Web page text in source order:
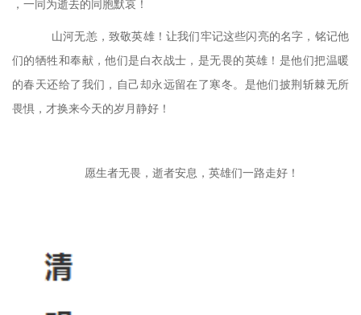
，一同为逝去的同胞默哀！
山河无恙，致敬英雄！让我们牢记这些闪亮的名字，铭记他
们的牺牲和奉献，他们是白衣战士，是无畏的英雄！是他们把温暖
的春天还给了我们，自己却永远留在了寒冬。是他们披荆斩棘无所
畏惧，才换来今天的岁月静好！
愿生者无畏，逝者安息，英雄们一路走好！